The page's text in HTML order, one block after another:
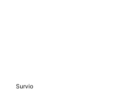
Survio